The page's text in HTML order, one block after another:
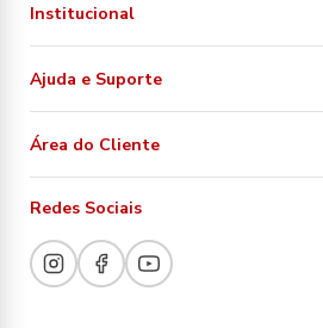
Institucional
Ajuda e Suporte
Área do Cliente
Redes Sociais